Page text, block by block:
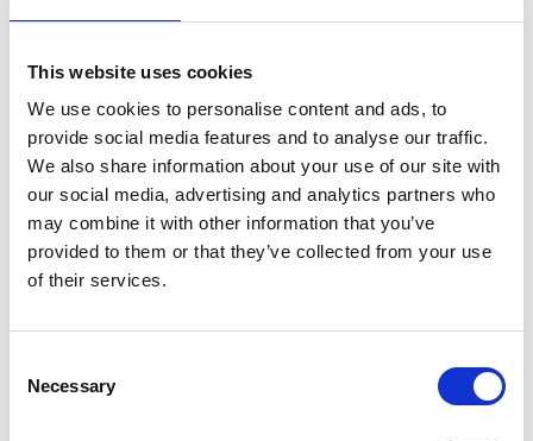
This website uses cookies
We use cookies to personalise content and ads, to
provide social media features and to analyse our traffic.
We also share information about your use of our site with
our social media, advertising and analytics partners who
may combine it with other information that you’ve
provided to them or that they’ve collected from your use
of their services.
Selection
Necessary
Zoom
Leveringstid er 5-6 dag(e)
Model/varenr.: F0DU142K0000
426,63 DKK